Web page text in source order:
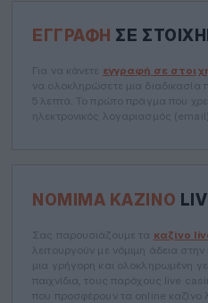
ΕΓΓΡΑΦΉ ΣΕ
Για να κάνετε εγγραφή σε
να ολοκληρώσετε μια διαδικασία
5 λεπτά. Το πρώτο πράγμα που
ηλεκτρονικός λογαριασμός (email).
ΝΌΜΙΜΑ ΚΑΖΊΝΟ
Σας παρουσιάζουμε τα καζίνο
λειτουργούν με νόμιμη άδεια
μια γρήγορη και ολοκληρωμένη
παιχνίδια, τους παρόχους live
που προσφέρουν τα online καζίνο